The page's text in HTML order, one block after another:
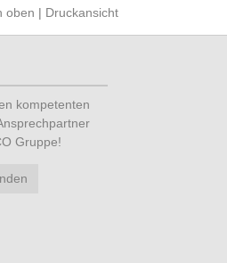
oben | Druckansicht
kompetenten
Gruppe!